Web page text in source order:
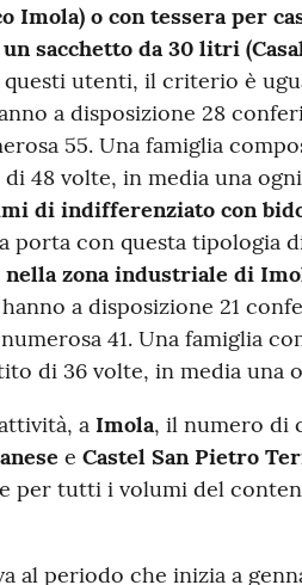
Imola) o con tessera per
sacchetto da 30 litri
utenti, il criterio è
a disposizione 28
55. Una famiglia
48 volte, in media una
di indifferenziato con
porta con questa tipologia
zona industriale di
a disposizione 21
41. Una famiglia
di 36 volte, in media una
a Imola, il numero di
e Castel San Pietro
per tutti i volumi del
al periodo che inizia a